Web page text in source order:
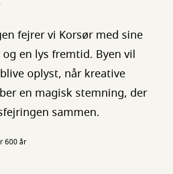
fejrer vi Korsør med sine
en lys fremtid. Byen vil
oplyst, når kreative
en magisk stemning, der
sammen.
600 år